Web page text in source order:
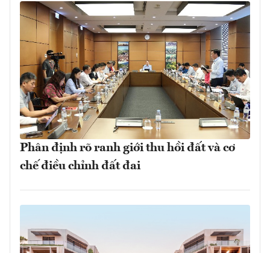
Phân định rõ ranh giới thu hồi đất và cơ
chế điều chỉnh đất đai